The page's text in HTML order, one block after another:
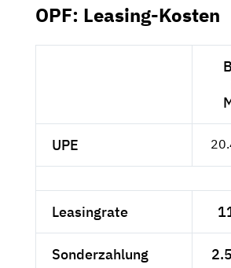
OPF: Leasing-Kosten
UPE
Leasingrate
Sonderzahlung